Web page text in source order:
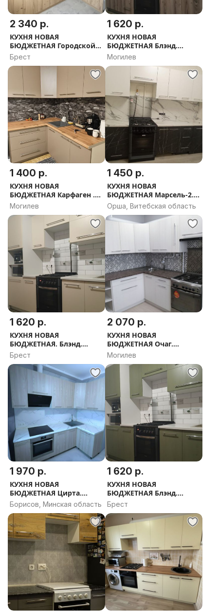
2 340 р.
КУХНЯ НОВАЯ
БЮДЖЕТНАЯ Городской
Лофт. РАССРОЧКА,
ДОСТАВКА, ПРОЕКТ В
ПОДАРОК
Брест
1 620 р.
КУХНЯ НОВАЯ
БЮДЖЕТНАЯ Блэнд.
РАССРОЧКА, ДОСТАВКА,
Могилев
1 400 р.
КУХНЯ НОВАЯ
БЮДЖЕТНАЯ Карфаген .
РАССРОЧКА, ДОСТАВКА,
Могилев
1 450 р.
КУХНЯ НОВАЯ
БЮДЖЕТНАЯ Марсель-2.
РАССРОЧКА, ДОСТАВКА,
ПРОЕКТ В ПОДАРОК
Орша, Витебская область
1 620 р.
КУХНЯ НОВАЯ
БЮДЖЕТНАЯ. Блэнд.
РАССРОЧКА, ДОСТАВКА,
ПРОЕКТ В ПОДАРОК
Брест
2 070 р.
КУХНЯ НОВАЯ
БЮДЖЕТНАЯ Очаг.
РАССРОЧКА, ДОСТАВКА,
Могилев
1 970 р.
КУХНЯ НОВАЯ
БЮДЖЕТНАЯ Цирта.
РАССРОЧКА, ДОСТАВКА,
ПРОЕКТ В ПОДАРОК
Борисов, Минская область
1 620 р.
КУХНЯ НОВАЯ
БЮДЖЕТНАЯ Блэнд.
РАССРОЧКА, ДОСТАВКА,
ПРОЕКТ В ПОДАРОК
Брест